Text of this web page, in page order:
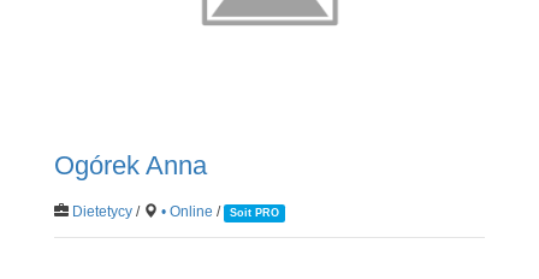
Ogórek Anna
Dietetycy/ • Online / Soit PRO